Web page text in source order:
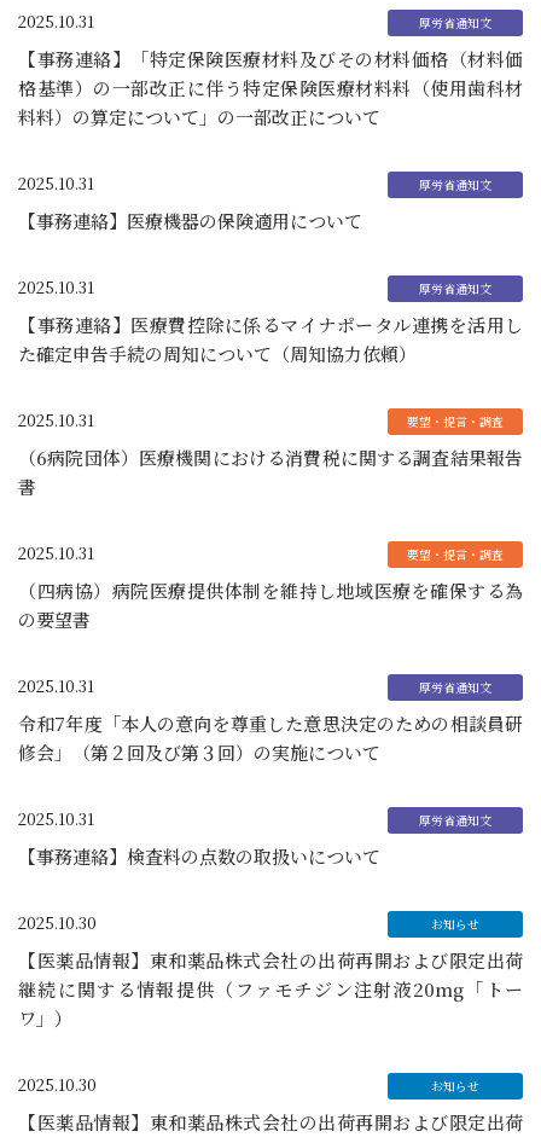
2025.10.31
【事務連絡】「特定保険医療材料及びその材料価格（材料価
格基準）の一部改正に伴う特定保険医療材料料（使用歯科材
料料）の算定について」の一部改正について
2025.10.31
【事務連絡】医療機器の保険適用について
2025.10.31
【事務連絡】医療費控除に係るマイナポータル連携を活用し
た確定申告手続の周知について（周知協力依頼）
2025.10.31
（6病院団体）医療機関における消費税に関する調査結果報告
書
2025.10.31
（四病協）病院医療提供体制を維持し地域医療を確保する為
の要望書
2025.10.31
令和7年度「本人の意向を尊重した意思決定のための相談員研
修会」（第２回及び第３回）の実施について
2025.10.31
【事務連絡】検査料の点数の取扱いについて
2025.10.30
【医薬品情報】東和薬品株式会社の出荷再開および限定出荷
継続に関する情報提供（ファモチジン注射液20mg「トー
ワ」）
2025.10.30
【医薬品情報】東和薬品株式会社の出荷再開および限定出荷